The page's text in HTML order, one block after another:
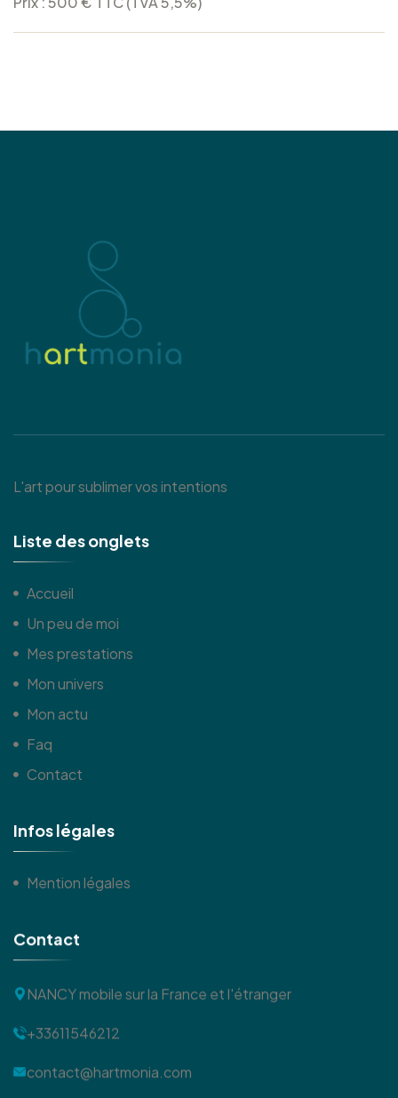
L'art pour sublimer vos intentions
Liste desonglets
Accueil
Un peu de moi
Mes prestations
Mon univers
Mon actu
Faq
Contact
Infoslégales
Mention légales
Contact
NANCYmobile sur la France et l'étranger
+33611546212
contact@hartmonia.com